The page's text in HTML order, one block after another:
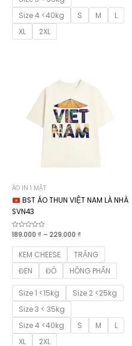
Size 4 <40kg
S M
L
XL
2XL
ÁO IN 1 MẶT
BST ÁO THUN VIỆT NAM LÀ NHÀ
SVN43
Được
hạng
sao
189.000 ₫ – 229.000 ₫
từ
189.000 ₫
đến
229.000 ₫
KEM CHEESE
TRẮNG
ĐEN
ĐỎ HỒNG PHẤN
Size 1 <15kg
Size 2 <25kg
Size 3 < 35kg
Size 4 <40kg
S M
L
XL
2XL